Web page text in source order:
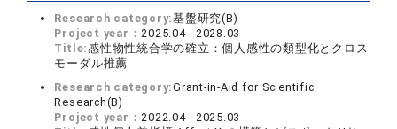
Research category:基盤研究(B)
Project year：2025.04 - 2028.03
Title:感性物性統合学の確立：個人感性の類型化とクロス
モーダル推薦
Research category:Grant-in-Aid for Scientific
Research(B)
Project year：2022.04 - 2025.03